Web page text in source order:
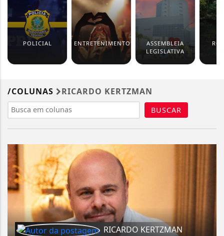
POLICIAL ENTRETENIMENTO
ASSEMBLEIA
LEGISLATIVA
/COLUNAS RICARDO KERTZMAN
BUSCAR
RICARDO KERTZMAN